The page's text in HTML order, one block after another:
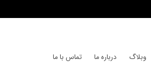
وبلاگ درباره ما تماس با ما